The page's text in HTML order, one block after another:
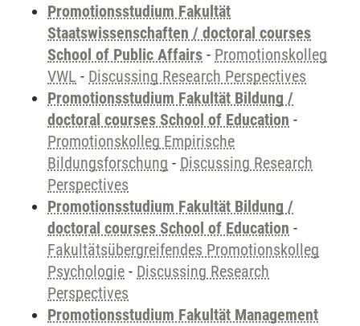
Promotionsstudium Fakultät
Staatswissenschaften / doctoral courses
School of Public Affairs - Promotionskolleg
VWL - Discussing Research Perspectives
Promotionsstudium Fakultät Bildung /
doctoral courses School of Education -
Promotionskolleg Empirische
Bildungsforschung - Discussing Research
Perspectives
Promotionsstudium Fakultät Bildung /
doctoral courses School of Education -
Fakultätsübergreifendes Promotionskolleg
Psychologie - Discussing Research
Perspectives
Promotionsstudium Fakultät Management